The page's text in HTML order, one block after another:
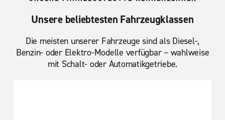
Unsere beliebtesten Fahrzeugklassen
Die meisten unserer Fahrzeuge sind als Diesel-,
Benzin- oder Elektro-Modelle verfügbar – wahlweise
mit Schalt- oder Automatikgetriebe.